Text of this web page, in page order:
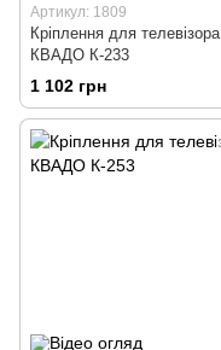
Артикул: 1809
Кріплення для телевізора
КВАДО К-233
1 102 грн